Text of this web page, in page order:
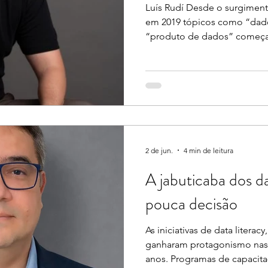
Luís Rudí Desde o
em 2019 tópicos como
“produto de dados”
velocidade da evolução
A jabuticaba dos
pouca decisão
As iniciativas de data
ganharam protagonismo
anos. Programas de
2 de jun. 4 min de leitura